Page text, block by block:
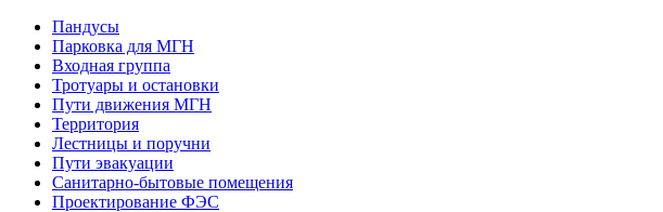
Пандусы
Парковка для МГН
Входная группа
Тротуары и остановки
Пути движения МГН
Территория
Лестницы и поручни
Пути эвакуации
Санитарно-бытовые помещения
Проектирование ФЭС